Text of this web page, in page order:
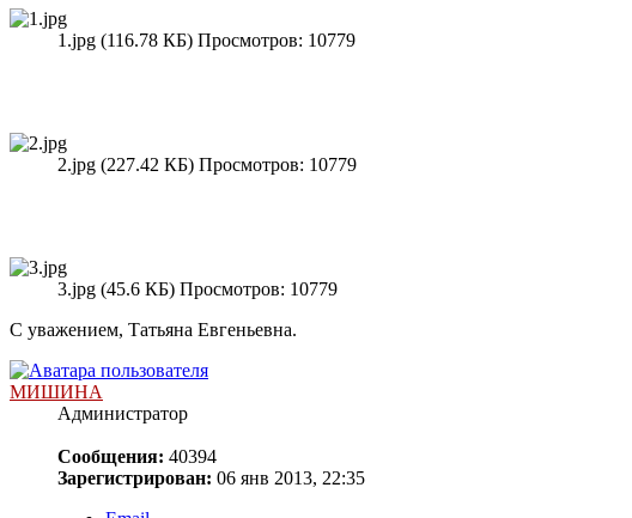
1.jpg (116.78 КБ) Просмотров: 10779
2.jpg (227.42 КБ) Просмотров: 10779
3.jpg (45.6 КБ) Просмотров: 10779
С уважением, Татьяна Евгеньевна.
МИШИНА
Администратор
Сообщения: 40394
Зарегистрирован: 06 янв 2013, 22:35